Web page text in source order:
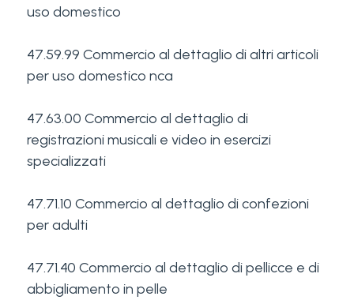
uso domestico
47.59.99 Commercio al dettaglio di altri articoli
per uso domestico nca
47.63.00 Commercio al dettaglio di
registrazioni musicali e video in esercizi
specializzati
47.71.10 Commercio al dettaglio di confezioni
per adulti
47.71.40 Commercio al dettaglio di pellicce e di
abbigliamento in pelle